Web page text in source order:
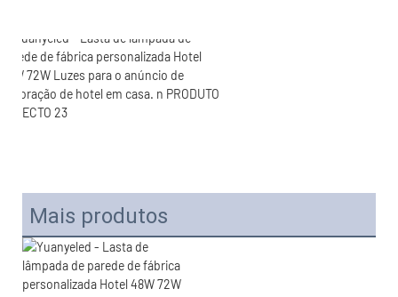
Mais produtos